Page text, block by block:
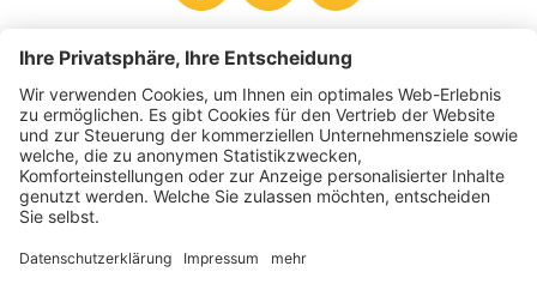
Business Produzenten
2026
VI.P Gen. landw. Gesellschaft